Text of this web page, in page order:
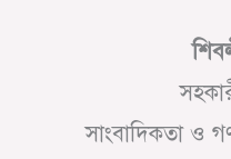
সাংবাদিকতা ও